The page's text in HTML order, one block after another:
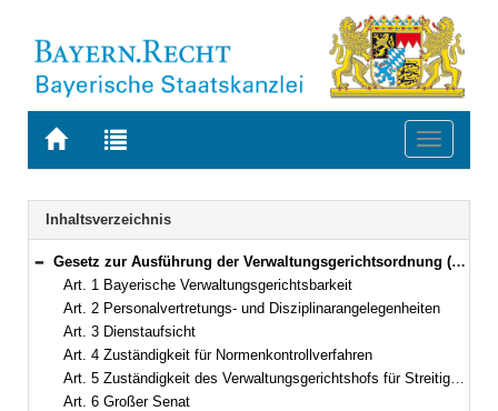
Zur
BAYERN.RECHT
Zur
letzten
Suche
Toggle
Navigation
Inhaltsverzeichnis
Bereich reduzieren
Gesetz zur Ausführung der Verwaltungsgerichtsordnung (AGVwGO) in der Fassung der Bekanntmachung vom 20. Juni 1992 (GVBl. S. 162) BayRS 34-1-I (Art. 1–14)
Art. 1 Bayerische Verwaltungsgerichtsbarkeit
Art. 2 Personalvertretungs- und Disziplinarangelegenheiten
Art. 3 Dienstaufsicht
Art. 4 Zuständigkeit für Normenkontrollverfahren
Art. 5 Zuständigkeit des Verwaltungsgerichtshofs für Streitigkeiten über Besitzeinweisungen
Art. 6 Großer Senat